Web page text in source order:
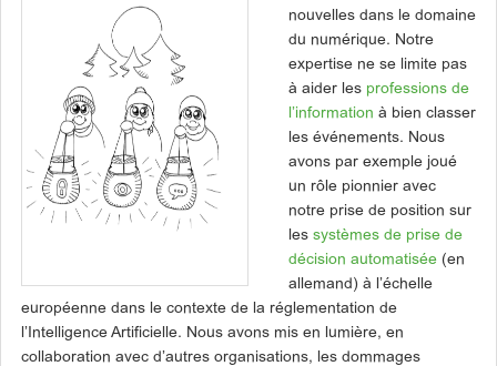
nouvelles dans le domaine
du numérique. Notre
expertise ne se limite pas
à aider les professions de
l’information à bien classer
les événements. Nous
avons par exemple joué
un rôle pionnier avec
notre prise de position sur
les systèmes de prise de
décision automatisée (en
allemand) à l’échelle
européenne dans le contexte de la réglementation de
l’Intelligence Artificielle. Nous avons mis en lumière, en
collaboration avec d’autres organisations, les dommages